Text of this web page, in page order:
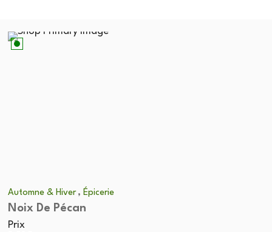
Automne & Hiver , Épicerie
Noix De Pécan
Prix